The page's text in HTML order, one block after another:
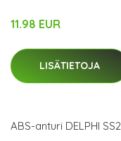
11.98 EUR
LISÄTIETOJA
ABS-anturi DELPHI